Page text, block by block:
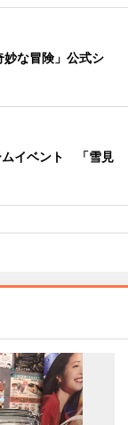
妙な冒険」公式シ
ムイベント 「雪見